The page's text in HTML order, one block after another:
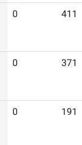
0 411
0 371
0 191